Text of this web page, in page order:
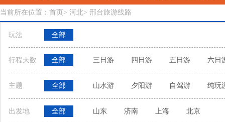
当前所在位置：首页 > 河北> 邢台旅游线路
玩法 全部
行程天数 全部 三日游 四日游 五日游 六日
主题 全部 山水游 夕阳游 自驾游 纯玩
出发地 全部 山东 济南 上海 北京